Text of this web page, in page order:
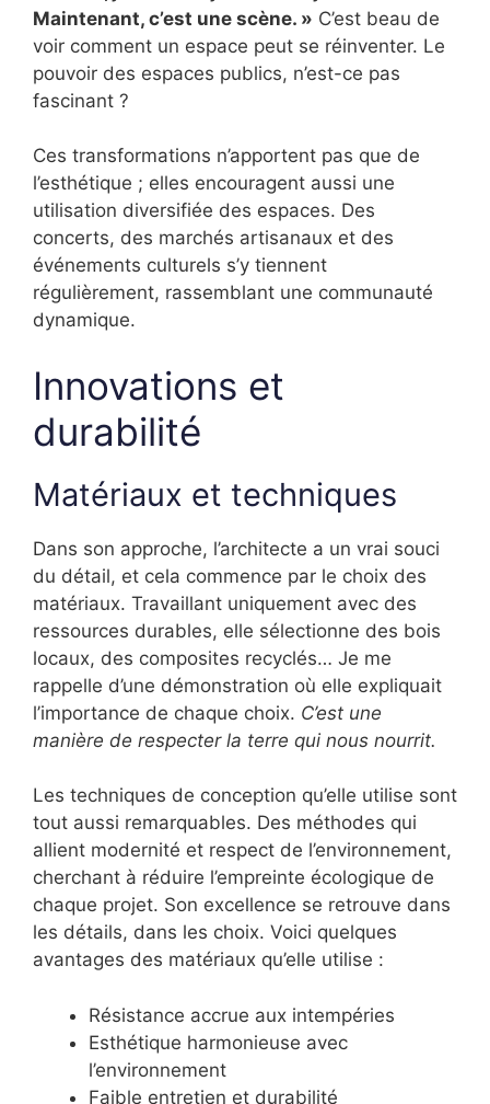
Maintenant, c’est une scène. » C’est beau de
voir comment un espace peut se réinventer. Le
pouvoir des espaces publics, n’est-ce pas
fascinant ?
Ces transformations n’apportent pas que de
l’esthétique ; elles encouragent aussi une
utilisation diversifiée des espaces. Des
concerts, des marchés artisanaux et des
événements culturels s’y tiennent
régulièrement, rassemblant une communauté
dynamique.
Innovations et
durabilité
Matériaux et techniques
Dans son approche, l’architecte a un vrai souci
du détail, et cela commence par le choix des
matériaux. Travaillant uniquement avec des
ressources durables, elle sélectionne des bois
locaux, des composites recyclés… Je me
rappelle d’une démonstration où elle expliquait
l’importance de chaque choix. C’est une
manière de respecter la terre qui nous nourrit.
Les techniques de conception qu’elle utilise sont
tout aussi remarquables. Des méthodes qui
allient modernité et respect de l’environnement,
cherchant à réduire l’empreinte écologique de
chaque projet. Son excellence se retrouve dans
les détails, dans les choix. Voici quelques
avantages des matériaux qu’elle utilise :
Résistance accrue aux intempéries
Esthétique harmonieuse avec
l’environnement
Faible entretien et durabilité